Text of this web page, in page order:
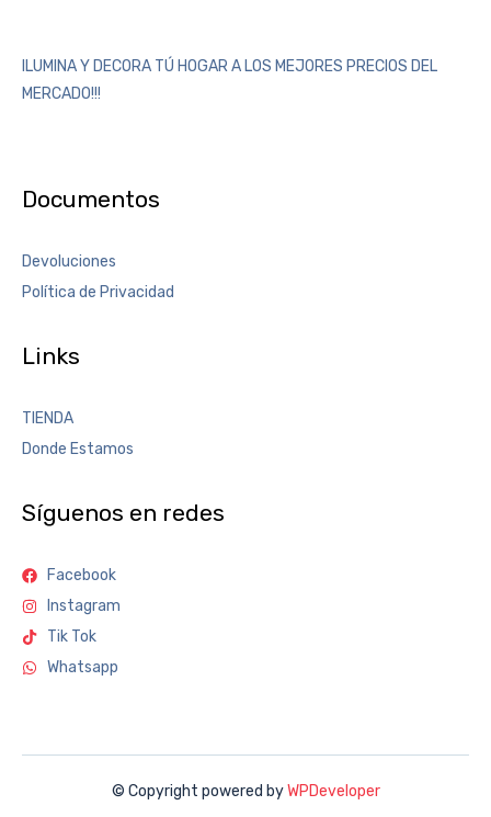
ILUMINA Y DECORA TÚ HOGAR A LOS MEJORES PRECIOS DEL
MERCADO!!!
Documentos
Devoluciones
Política de Privacidad
Links
TIENDA
Donde Estamos
Síguenos en redes
Facebook
Instagram
Tik Tok
Whatsapp
© Copyright powered byWPDeveloper